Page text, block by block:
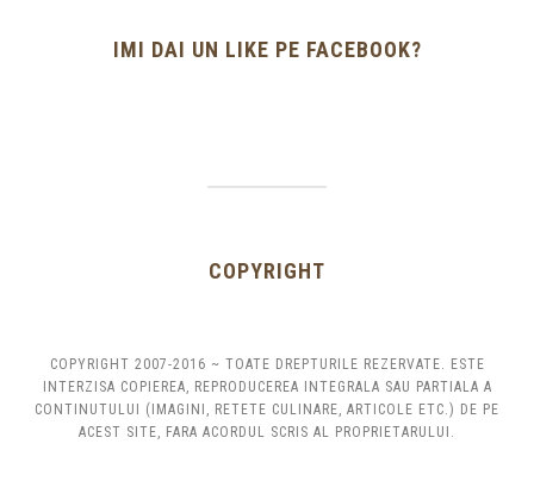
IMI DAI UN LIKE PE FACEBOOK?
COPYRIGHT
COPYRIGHT 2007-2016 ~ TOATE DREPTURILE REZERVATE. ESTE
INTERZISA COPIEREA, REPRODUCEREA INTEGRALA SAU PARTIALA A
CONTINUTULUI (IMAGINI, RETETE CULINARE, ARTICOLE ETC.) DE PE
ACEST SITE, FARA ACORDUL SCRIS AL PROPRIETARULUI.